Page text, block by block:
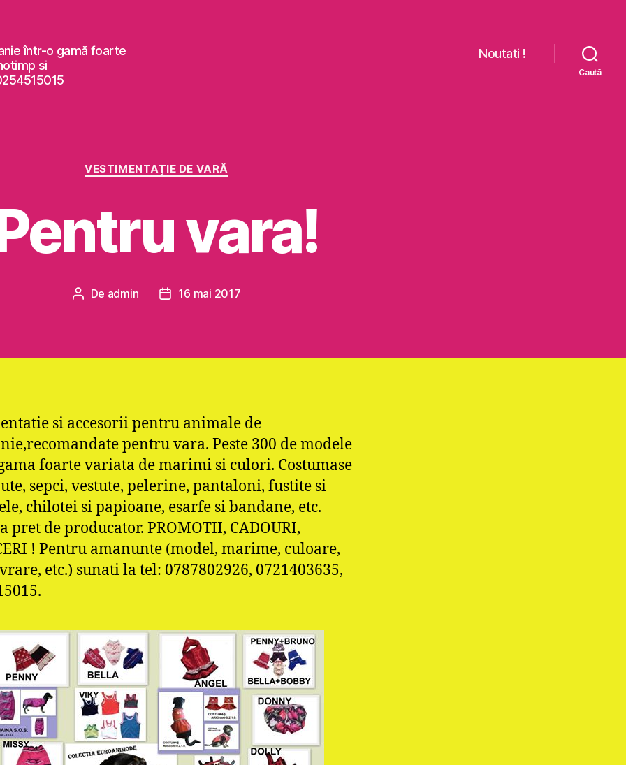
într-o gamă foarte
si
Noutati !
Caută
Categorii
VESTIMENTAŢIE DE VARĂ
vara!
Autor
De admin
Dată16 mai 2017
si accesorii pentru animale de
pentru vara. Peste 300 de modele
foarte variata de marimi si culori. Costumase
sepci, vestute, pelerine, pantaloni, fustite si
chilotei si papioane, esarfe si bandane, etc.
pret de producator. PROMOTII, CADOURI,
! Pentru amanunte (model, marime, culoare,
etc.) sunati la tel: 0787802926, 0721403635,